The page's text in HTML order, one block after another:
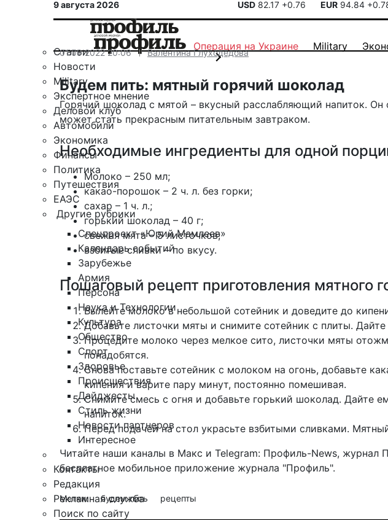
9 августа 2026 USD 82.17 +0.76 EUR 94.84
Статьи
Новости
Military
Экспертное мнение
Деловой клуб
Автомобили
Экономика
Финансы
Политика
Путешествия
ЕАЭС
Другие рубрики
Спецпроект «Юрий Мамлеев»
Календарь событий
Зарубежье
Армия
Персона
Наука и Технологии
Культура
Общество
Спорт
Здоровье
Происшествия
Дайджесты
Стиль жизни
Новости партнеров
Интересное
Контакты
Редакция
Рекламная служба
Поиск по сайту
Операция на Украине Military
01.09.2022 20:06 Валентина Глуходедова
Будем пить: мятный горячий шоколад
Горячий шоколад с мятой – вкусный расслабляющий напиток.
может стать прекрасным питательным завтраком.
Необходимые ингредиенты для одной
Молоко – 250 мл;
какао-порошок – 2 ч. л. без горки;
сахар – 1 ч. л.;
горький шоколад – 40 г;
свежая мята – 5 листочков;
взбитые сливки – по вкусу.
Пошаговый рецепт приготовления мятного
Вылейте молоко в небольшой сотейник и доведите до
Добавьте листочки мяты и снимите сотейник с плиты.
Процедите молоко через мелкое сито, листочки мяты
понадобятся.
Снова поставьте сотейник с молоком на огонь, добавьте
кипения и варите пару минут, постоянно помешивая.
Снимите смесь с огня и добавьте горький шоколад. Дайте
напиток.
Перед подачей на стол украсьте взбитыми сливками.
Читайте наши каналы в Макс и Telegram: Профиль-News, журнал
бесплатное мобильное приложение журнала "Профиль".
Метки: будем пить рецепты